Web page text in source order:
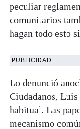
peculiar
comunitarios
hagan todo esto
PUBLICIDAD
Lo denunció
Ciudadanos,
habitual. Las
mecanismo